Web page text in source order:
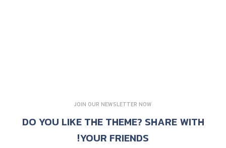
JOIN OUR NEWSLETTER NOW
DO YOU LIKE THE THEME? SHARE WITH
YOUR FRIENDS!